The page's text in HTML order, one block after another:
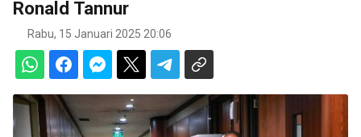
Ronald Tannur
Rabu, 15 Januari 2025 20:06